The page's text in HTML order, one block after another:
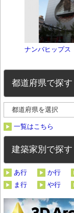
ナンバヒップス
都道府県で探す
一覧はこちら
建築家別で探す
あ行 か行
ま行
や行